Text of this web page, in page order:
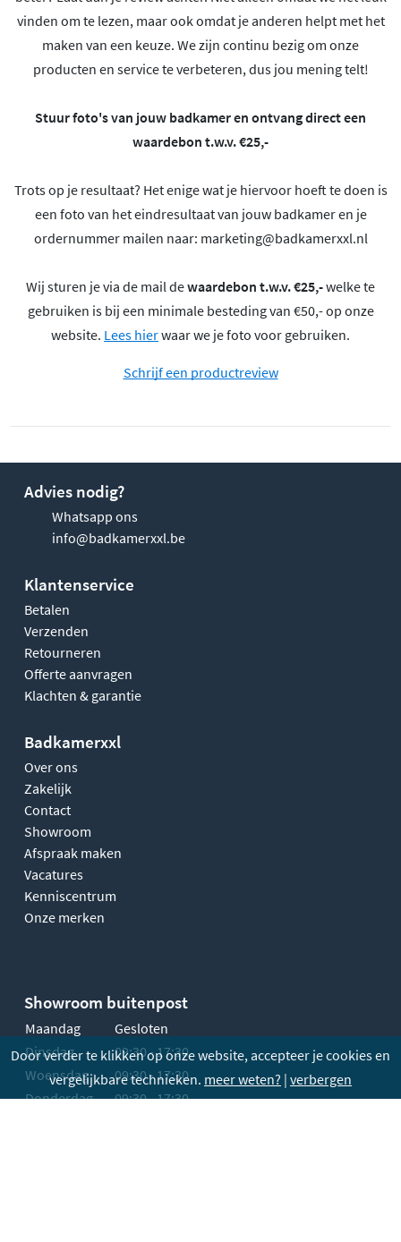
Door verder te klikken op onze website, accepteer je cookies en
vergelijkbare technieken. meer weten? | verbergen
vinden om te lezen, maar ook omdat je anderen helpt met het
maken van een keuze. We zijn continu bezig om onze
producten en service te verbeteren, dus jou mening telt!
Stuur foto's van jouw badkamer en ontvang direct een
waardebon t.w.v. €25,-
Trots op je resultaat? Het enige wat je hiervoor hoeft te doen is
een foto van het eindresultaat van jouw badkamer en je
ordernummer mailen naar: marketing@badkamerxxl.nl
Wij sturen je via de mail dewaardebon t.w.v. €25,-welke te
gebruiken is bij een minimale besteding van €50,- op onze
website. Lees hierwaar we je foto voor gebruiken.
Schrijf een productreview
Advies nodig?
Whatsapp ons
info@badkamerxxl.be
Klantenservice
Betalen
Verzenden
Retourneren
Offerte aanvragen
Klachten & garantie
Badkamerxxl
Over ons
Zakelijk
Contact
Showroom
Afspraak maken
Vacatures
Kenniscentrum
Onze merken
Showroom buitenpost
Maandag
Gesloten
Dinsdag
09:30 - 17:30
Woensdag
09:30 - 17:30
Donderdag
09:30 - 17:30